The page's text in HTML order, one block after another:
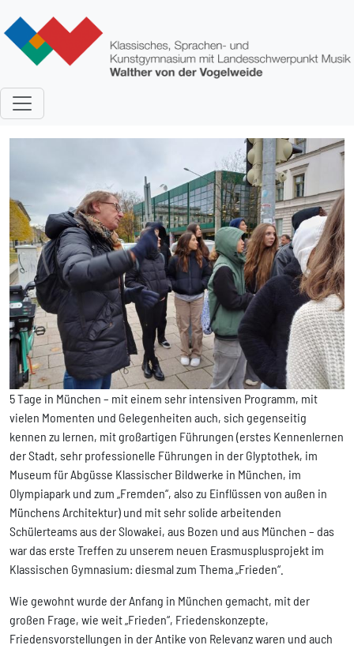
5 Tage in München – mit einem sehr intensiven Programm, mit
vielen Momenten und Gelegenheiten auch, sich gegenseitig
kennen zu lernen, mit großartigen Führungen (erstes Kennenlernen
der Stadt, sehr professionelle Führungen in der Glyptothek, im
Museum für Abgüsse Klassischer Bildwerke in München, im
Olympiapark und zum „Fremden“, also zu Einflüssen von außen in
Münchens Architektur) und mit sehr solide arbeitenden
Schülerteams aus der Slowakei, aus Bozen und aus München – das
war das erste Treffen zu unserem neuen Erasmusplusprojekt im
Klassischen Gymnasium: diesmal zum Thema „Frieden“.
Wie gewohnt wurde der Anfang in München gemacht, mit der
großen Frage, wie weit „Frieden“, Friedenskonzepte,
Friedensvorstellungen in der Antike von Relevanz waren und auch